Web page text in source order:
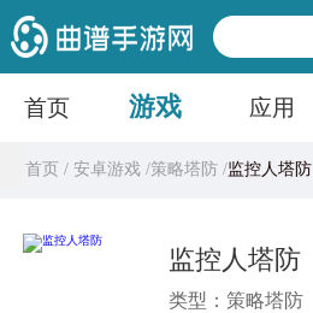
首页 游戏 应用
首页 /安卓游戏 /策略塔防 /监控人塔防
监控人塔防
类型：策略塔防